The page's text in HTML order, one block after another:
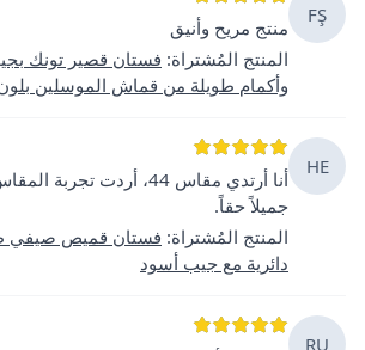
FŞ
منتج مريح وأنيق
المنتج المُشتراة: فستان قصير تونك
وأكمام طويلة من قماش الموسلين
HE
جميلاً حقاً.
المنتج المُشتراة: فستان قميص صيفي
دائرية مع جيب أسود
RU